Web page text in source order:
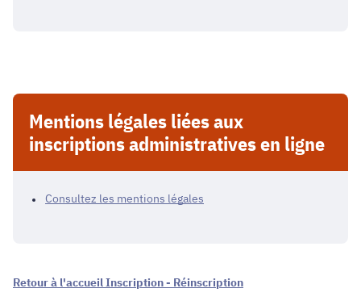
Mentions légales liées aux
inscriptions administratives en ligne
Consultez les mentions légales
Retour à l'accueil Inscription - Réinscription